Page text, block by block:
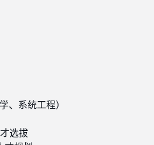
、系统工程）
选拔